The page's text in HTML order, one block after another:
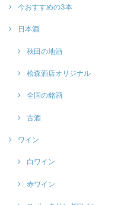
今おすすめの3本
日本酒
秋田の地酒
桧森酒店オリジナル
全国の銘酒
古酒
ワイン
白ワイン
赤ワイン